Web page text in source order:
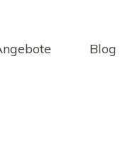
Blog